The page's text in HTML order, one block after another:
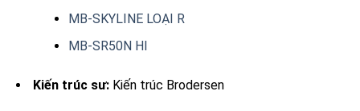
MB-SKYLINE LOẠI R
MB-SR50N HI
Kiến trúc sư: Kiến trúc Brodersen